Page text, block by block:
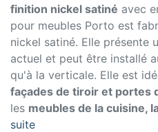
finition nickel satiné avec
pour meubles Porto est
nickel satiné. Elle présente
actuel et peut être installé
qu'à la verticale. Elle est
façades de tiroir et portes
les meubles de la cuisine,
suite